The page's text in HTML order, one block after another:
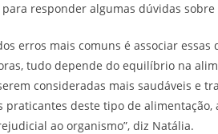
responder algumas dúvidas sobre
erros mais comuns é associar
tudo depende do equilíbrio na
consideradas mais saudáveis e
praticantes deste tipo de
ao organismo”, diz Natália.